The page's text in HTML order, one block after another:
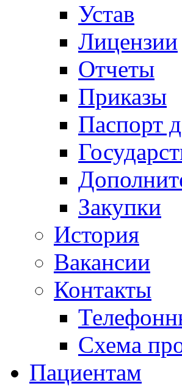
Устав
Лицензии
Отчеты
Приказы
Паспорт
Закупки
История
Вакансии
Контакты
Схема
Пациентам